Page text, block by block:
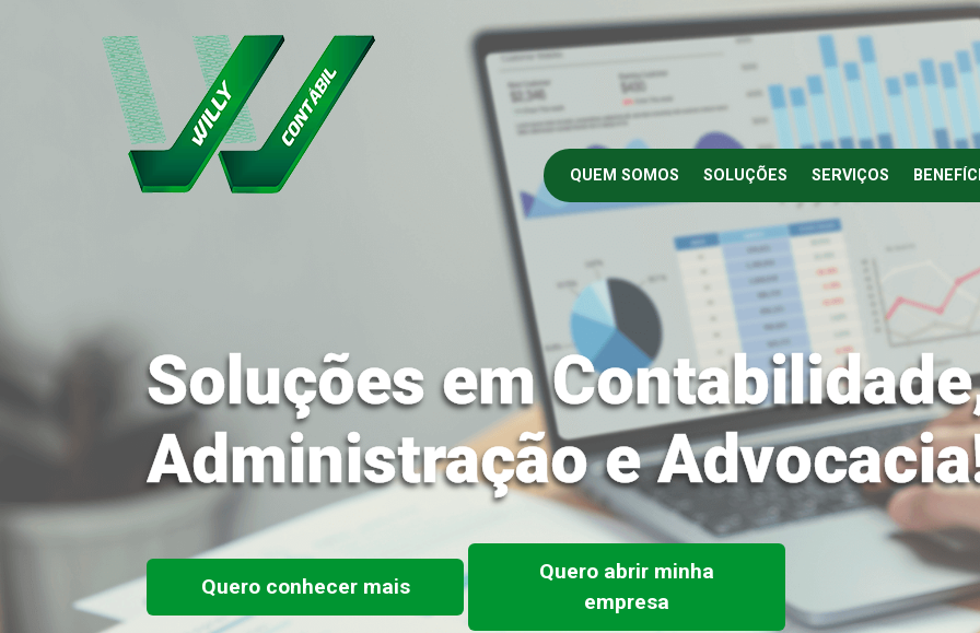
QUEM SOMOS SOLUÇÕES SERVIÇOS
Soluções em
Administração e
Quero conhecer mais
Quero abrir minha
empresa